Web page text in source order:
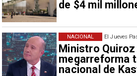
de $4 mil
El Jueves
Ministro
megarreforma
nacional de
NACIONAL